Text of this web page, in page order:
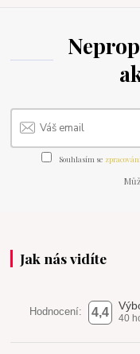
Souhlasím se
Jak nás vidíte